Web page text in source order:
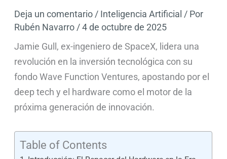
Deja un comentario/ Inteligencia Artificial / Por
Rubén Navarro/4 de octubre de 2025
Jamie Gull, ex-ingeniero de SpaceX, lidera una
revolución en la inversión tecnológica con su
fondo Wave Function Ventures, apostando por el
deep tech y el hardware como el motor de la
próxima generación de innovación.
Table of Contents